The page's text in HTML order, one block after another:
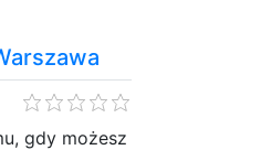
gdy możesz